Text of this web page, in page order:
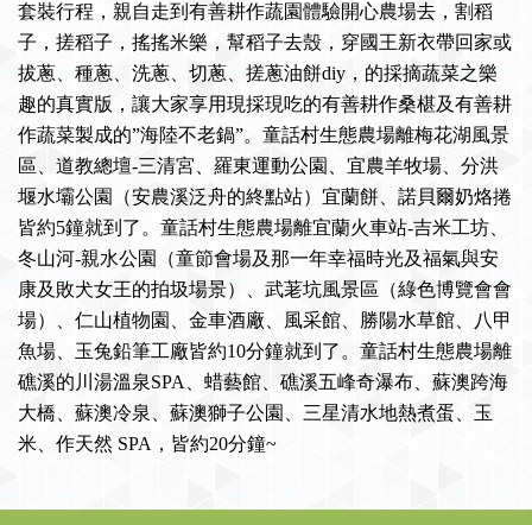
套裝行程，親自走到有善耕作蔬園體驗開心農場去，割稻
子，搓稻子，搖搖米樂，幫稻子去殼，穿國王新衣帶回家或
拔蔥、種蔥、洗蔥、切蔥、搓蔥油餅diy，的採摘蔬菜之樂
趣的真實版，讓大家享用現採現吃的有善耕作桑椹及有善耕
作蔬菜製成的”海陸不老鍋”。童話村生態農場離梅花湖風景
區、道教總壇-三清宮、羅東運動公園、宜農羊牧場、分洪
堰水壩公園（安農溪泛舟的終點站）宜蘭餅、諾貝爾奶烙捲
皆約5鐘就到了。童話村生態農場離宜蘭火車站-吉米工坊、
冬山河-親水公園（童節會場及那一年幸福時光及福氣與安
康及敗犬女王的拍圾場景）、武荖坑風景區（綠色博覽會會
場）、仁山植物園、金車酒廠、風采館、勝陽水草館、八甲
魚場、玉兔鉛筆工廠皆約10分鐘就到了。童話村生態農場離
礁溪的川湯溫泉SPA、蜡藝館、礁溪五峰奇瀑布、蘇澳跨海
大橋、蘇澳冷泉、蘇澳獅子公園、三星清水地熱煮蛋、玉
米、作天然 SPA，皆約20分鐘~